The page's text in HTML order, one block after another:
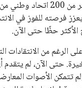
على جودتها قبل أول رشفة
خالد فؤاد 18 يوليو 2026